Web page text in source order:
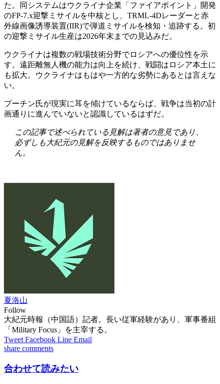
た。同システムはウクライナ企業「ファイアポイント」開発
のFP-7.x迎撃ミサイルを中核とし、TRML-4Dレーダーと赤
外線画像誘導装置(IIR)で弾道ミサイルを検知・追跡する。初
の迎撃ミサイル生産は2026年末までの見込みだ。
ウクライナは複数の戦場技術分野でロシアへの優位性を示
す。遠距離無人機の能力は向上を続け、戦闘はロシア本土に
も拡大。ウクライナはもはや一方的な劣勢にあるとは言えな
い。
プーチン氏が現実に耳を傾けているならば、戦争は当初の計
画通りに進んでいないと認識しているはずだ。
この記事で述べられている見解は著者の意見であり、
必ずしも大紀元の見解を反映するものではありませ
ん。
夏洛山
Follow
大紀元時報（中国語）記者。長い従軍経験があり、軍事番組
「Military Focus」を主宰する。
Tweet Facebook Line Email
share comments
合わせて読みたい